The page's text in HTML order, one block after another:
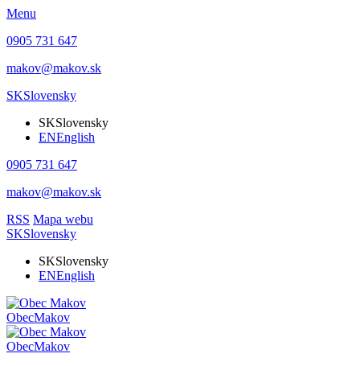
Menu
0905 731 647
makov@makov.sk
SKSlovensky
SKSlovensky
ENEnglish
0905 731 647
makov@makov.sk
RSS Mapa webu
SKSlovensky
SKSlovensky
ENEnglish
ObecMakov
ObecMakov